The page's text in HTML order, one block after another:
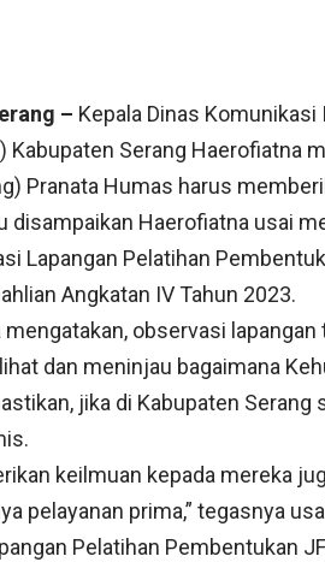
– Kepala Dinas
Serang Haerofiatna
Pranata Humas harus
disampaikan Haerofiatna usai
Lapangan Pelatihan
Angkatan IV Tahun 2023.
observasi
dan meninjau bagaimana
jika di Kabupaten
keilmuan kepada mereka
pelayanan prima,” tegasnya
Pelatihan Pembentukan